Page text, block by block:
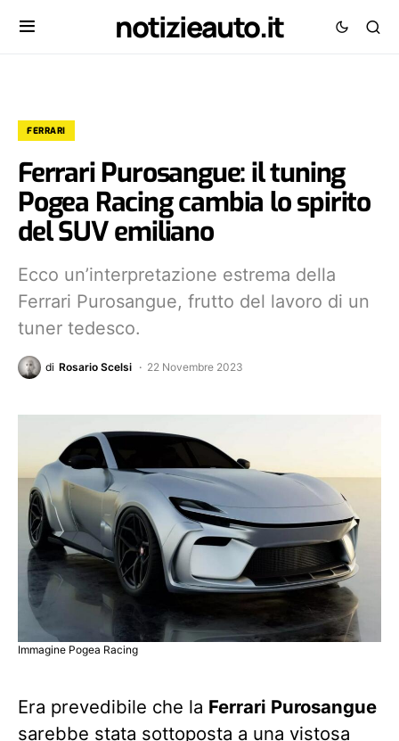
notizieauto.it
FERRARI
Ferrari Purosangue: il tuning
Pogea Racing cambia lo spirito
del SUV emiliano
Ecco un’interpretazione estrema della
Ferrari Purosangue, frutto del lavoro di un
tuner tedesco.
di Rosario Scelsi 22 Novembre 2023
Immagine Pogea Racing
Era prevedibile che la Ferrari Purosangue
sarebbe stata sottoposta a una vistosa